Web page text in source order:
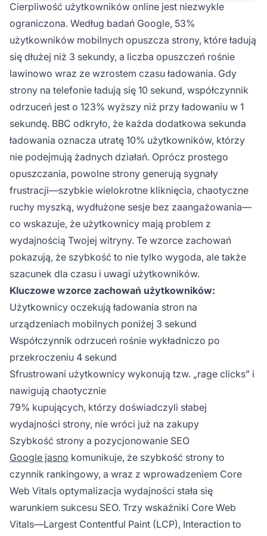
Cierpliwość użytkowników online jest niezwykle
ograniczona. Według badań Google, 53%
użytkowników mobilnych opuszcza strony, które ładują
się dłużej niż 3 sekundy, a liczba opuszczeń rośnie
lawinowo wraz ze wzrostem czasu ładowania. Gdy
strony na telefonie ładują się 10 sekund, współczynnik
odrzuceń jest o 123% wyższy niż przy ładowaniu w 1
sekundę. BBC odkryło, że każda dodatkowa sekunda
ładowania oznacza utratę 10% użytkowników, którzy
nie podejmują żadnych działań. Oprócz prostego
opuszczania, powolne strony generują sygnały
frustracji—szybkie wielokrotne kliknięcia, chaotyczne
ruchy myszką, wydłużone sesje bez zaangażowania—
co wskazuje, że użytkownicy mają problem z
wydajnością Twojej witryny. Te wzorce zachowań
pokazują, że szybkość to nie tylko wygoda, ale także
szacunek dla czasu i uwagi użytkowników.
Kluczowe wzorce zachowań użytkowników:
Użytkownicy oczekują ładowania stron na
urządzeniach mobilnych poniżej 3 sekund
Współczynnik odrzuceń rośnie wykładniczo po
przekroczeniu 4 sekund
Sfrustrowani użytkownicy wykonują tzw. „rage clicks” i
nawigują chaotycznie
79% kupujących, którzy doświadczyli słabej
wydajności strony, nie wróci już na zakupy
Szybkość strony a pozycjonowanie SEO
Google jasno komunikuje, że szybkość strony to
czynnik rankingowy, a wraz z wprowadzeniem Core
Web Vitals optymalizacja wydajności stała się
warunkiem sukcesu SEO. Trzy wskaźniki Core Web
Vitals—Largest Contentful Paint (LCP), Interaction to